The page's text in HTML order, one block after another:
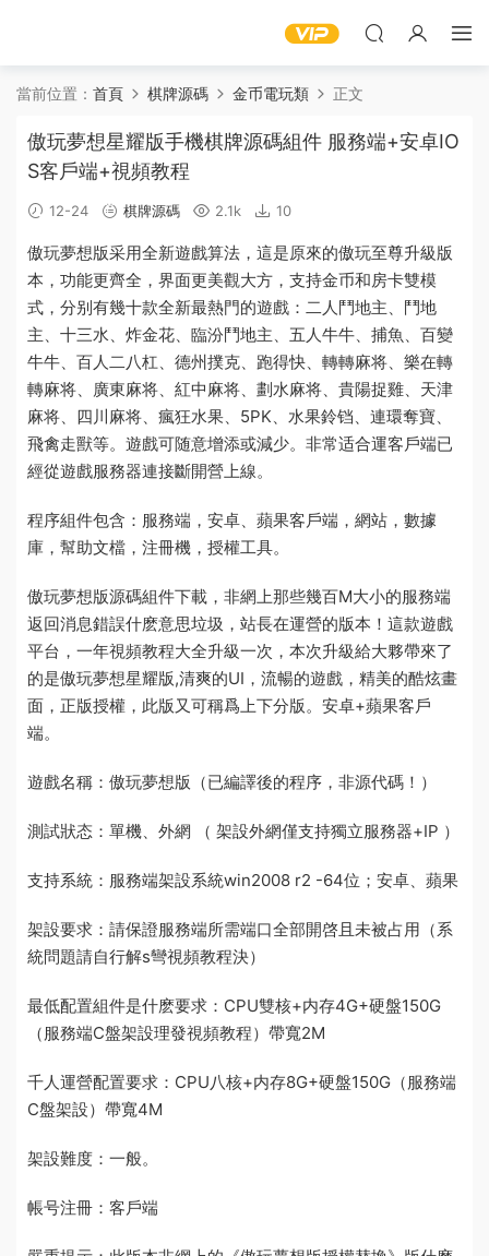
當前位置： 首頁 棋牌源碼 金币電玩類 正文
傲玩夢想星耀版手機棋牌源碼組件 服務端+安卓IO
S客戶端+視頻教程
12-24 棋牌源碼 2.1k 10
傲玩夢想版采用全新遊戲算法，這是原來的傲玩至尊升級版
本，功能更齊全，界面更美觀大方，支持金币和房卡雙模
式，分别有幾十款全新最熱門的遊戲：二人鬥地主、鬥地
主、十三水、炸金花、臨汾鬥地主、五人牛牛、捕魚、百變
牛牛、百人二八杠、德州撲克、跑得快、轉轉麻将、樂在轉
轉麻将、廣東麻将、紅中麻将、劃水麻将、貴陽捉雞、天津
麻将、四川麻将、瘋狂水果、5PK、水果鈴铛、連環奪寶、
飛禽走獸等。遊戲可随意增添或減少。非常适合運客戶端已
經從遊戲服務器連接斷開營上線。
程序組件包含： 服務端 ，安卓、蘋果客戶端，網站，數據
庫，幫助文檔，注冊機，授權工具。
傲玩夢想版源碼組件下載，非網上那些幾百M大小的服務端
返回消息錯誤什麽意思垃圾，站長在運營的版本！這款遊戲
平台，一年視頻教程大全升級一次，本次升級給大夥帶來了
的是傲玩夢想星耀版,清爽的UI，流暢的遊戲，精美的酷炫畫
面，正版授權，此版又可稱爲上下分版。安卓+蘋果客戶
端。
遊戲名稱：傲玩夢想版（已編譯後的程序，非源代碼！）
測試狀态：單機、外網 （ 架設外網僅支持獨立服務器+IP ）
支持系統：服務端架設系統win2008 r2 -64位；安卓、蘋果
架設要求：請保證服務端所需端口全部開啓且未被占用（系
統問題請自行解s彎視頻教程決）
最低配置組件是什麽要求：CPU雙核+内存4G+硬盤150G
（服務端C盤架設理發視頻教程）帶寬2M
千人運營配置要求：CPU八核+内存8G+硬盤150G（服務端
C盤架設）帶寬4M
架設難度：一般。
帳号注冊：客戶端